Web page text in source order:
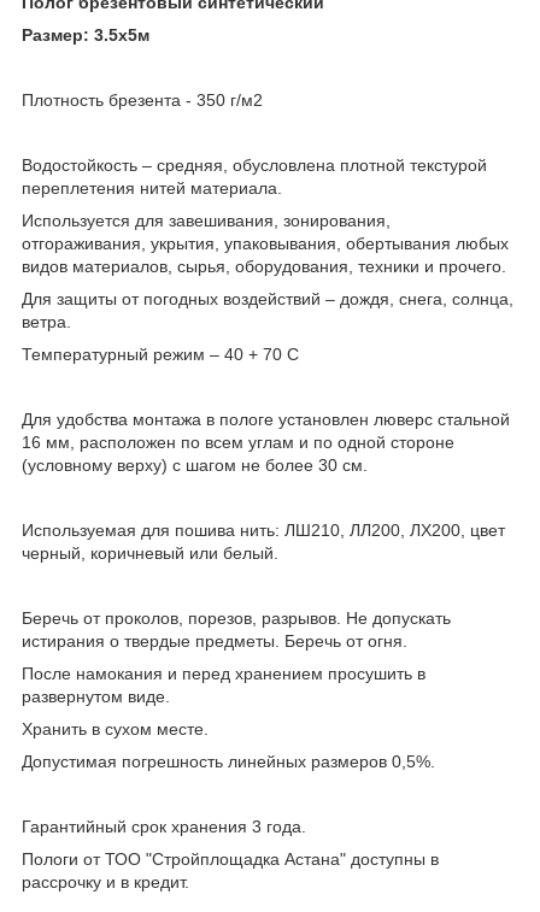
Размер: 3.5х5м
Плотность брезента - 350 г/м2
Водостойкость – средняя, обусловлена плотной текстурой
переплетения нитей материала.
Используется для завешивания, зонирования,
отгораживания, укрытия, упаковывания, обертывания любых
видов материалов, сырья, оборудования, техники и прочего.
Для защиты от погодных воздействий – дождя, снега, солнца,
ветра.
Температурный режим – 40 + 70 С
Для удобства монтажа в пологе установлен люверс стальной
16 мм, расположен по всем углам и по одной стороне
(условному верху) с шагом не более 30 см.
Используемая для пошива нить: ЛШ210, ЛЛ200, ЛХ200, цвет
черный, коричневый или белый.
Беречь от проколов, порезов, разрывов. Не допускать
истирания о твердые предметы. Беречь от огня.
После намокания и перед хранением просушить в
развернутом виде.
Хранить в сухом месте.
Допустимая погрешность линейных размеров 0,5%.
Гарантийный срок хранения 3 года.
Пологи от ТОО "Стройплощадка Астана" доступны в
рассрочку и в кредит.